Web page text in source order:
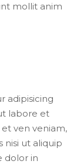
mollit anim
adipisicing
labore et
ven veniam,
nisi ut aliquip
dolor in